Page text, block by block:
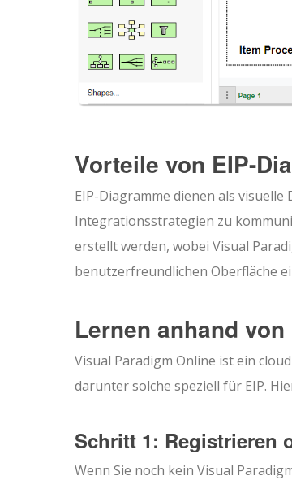
Vorteile von EIP-
EIP-Diagramme dienen als
Integrationsstrategien zu
erstellt werden, wobei Visual
benutzerfreundlichen Oberfläche
Lernen anhand
Visual Paradigm Online ist ein
darunter solche speziell für EIP.
Schritt 1: Registrieren
Wenn Sie noch kein Visual